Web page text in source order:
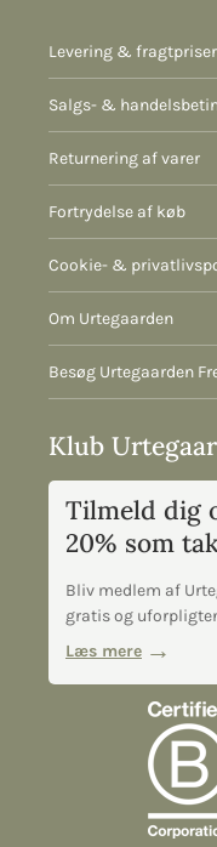
Levering & fragtpriser
Salgs- &
Returnering af varer
Fortrydelse af køb
Cookie- &
Om Urtegaarden
Besøg Urtegaarden
Klub
Tilmeld dig
20% som
Bliv medlem af
gratis og
Læs mere